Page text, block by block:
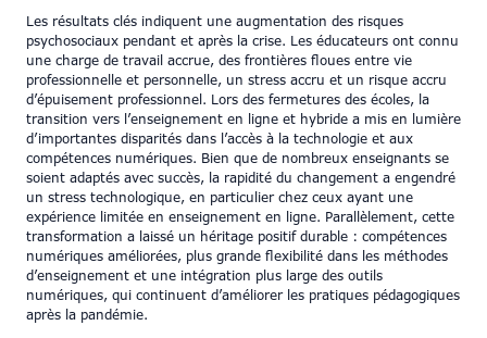
Les résultats clés indiquent une augmentation des risques
psychosociaux pendant et après la crise. Les éducateurs ont connu
une charge de travail accrue, des frontières floues entre vie
professionnelle et personnelle, un stress accru et un risque accru
d’épuisement professionnel. Lors des fermetures des écoles, la
transition vers l’enseignement en ligne et hybride a mis en lumière
d’importantes disparités dans l’accès à la technologie et aux
compétences numériques. Bien que de nombreux enseignants se
soient adaptés avec succès, la rapidité du changement a engendré
un stress technologique, en particulier chez ceux ayant une
expérience limitée en enseignement en ligne. Parallèlement, cette
transformation a laissé un héritage positif durable : compétences
numériques améliorées, plus grande flexibilité dans les méthodes
d’enseignement et une intégration plus large des outils
numériques, qui continuent d’améliorer les pratiques pédagogiques
après la pandémie.